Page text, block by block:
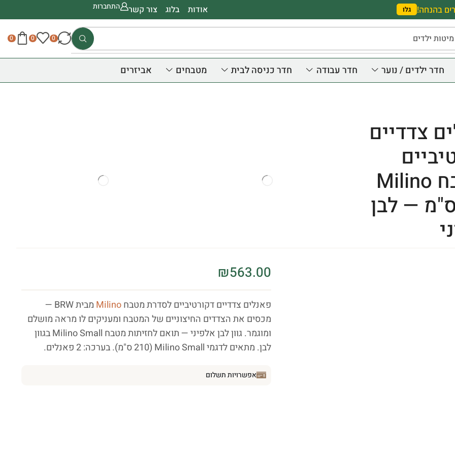
בהנחה! גלו אודות בלוג צור קשר התחברות
ילדים 0
0
0
חדר ילדים / נוער חדר עבודה חדר כניסה לבית מטבחים אביזרים
צדדיים
למטבח Milino
210 ס"מ — לבן
₪563.00
פאנלים צדדיים דקורטיביים לסדרת מטבחMilino
מבית BRW —
מכסים את הצדדים החיצוניים של המטבח ומעניקים לו מראה מושלם
ומוגמר. גוון לבן אלפיני — תואם לחזיתות מטבח Milino Small בגוון
לבן. מתאים לדגמי Milino Small (210 ס"מ). בערכה: 2 פאנלים.
אפשרויות תשלום